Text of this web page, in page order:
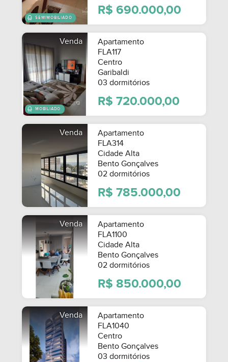
R$ 690.000,00
Venda
Apartamento
FLA117
Centro
Garibaldi
03 dormitórios
R$ 720.000,00
Venda
Apartamento
FLA314
Cidade Alta
Bento Gonçalves
02 dormitórios
R$ 785.000,00
Venda
Apartamento
FLA1100
Cidade Alta
Bento Gonçalves
02 dormitórios
R$ 850.000,00
Venda
Apartamento
FLA1040
Centro
Bento Gonçalves
03 dormitórios